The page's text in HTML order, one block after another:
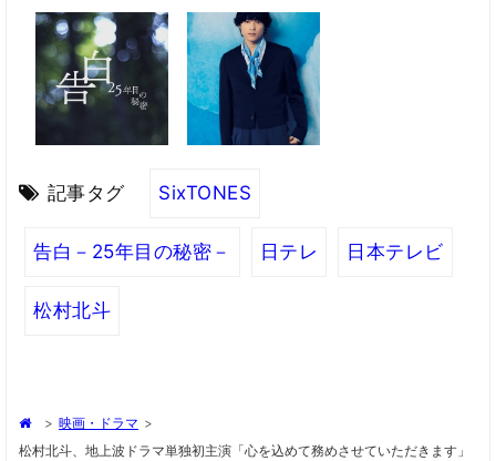
記事タグ SixTONES
告白－25年目の秘密－ 日テレ 日本テレビ
松村北斗
> 映画・ドラマ >
松村北斗、地上波ドラマ単独初主演「心を込めて務めさせていただきます」